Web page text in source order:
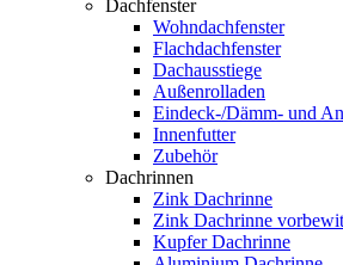
Dachfenster
Wohndachfenster
Flachdachfenster
Dachausstiege
Außenrolladen
Eindeck-/Dämm- und
Innenfutter
Zubehör
Dachrinnen
Zink Dachrinne
Zink Dachrinne
Kupfer Dachrinne